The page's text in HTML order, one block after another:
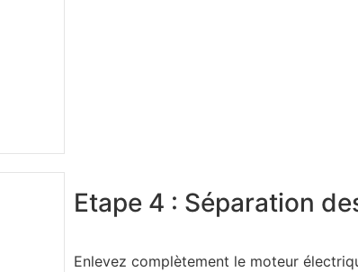
Etape 4 : Séparation
Enlevez complètement le moteur